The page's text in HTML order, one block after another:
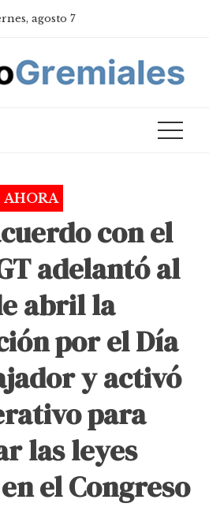
agosto 7
AHORA
con el
adelantó al
abril la
por el Día
y activó
para
las leyes
el Congreso